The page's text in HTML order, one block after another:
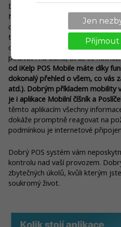
Dokážete mít přehled a kontrolu
Nebo musíte jít do provozu,
dozvíte, co potřebujete? Pokud
tak to je další znak toho, že váš
opicemi“. Dnes je již zcela běžné,
podívat i na dálku, ať už se
od iKelp POS Mobile máte díky
dokonalý přehled o všem, co vás
atd.). Dobrým příkladem mobility
je i aplikace Mobilní číšník a
těmto aplikacím všechny
dokáže promptně reagovat na
podmínkou je internetové
Dobrý POS systém vám
kontrolu nad vaší provozem.
zbytečných úkolů, kvůli kterým
soukromý život.
Jen
Přijmout